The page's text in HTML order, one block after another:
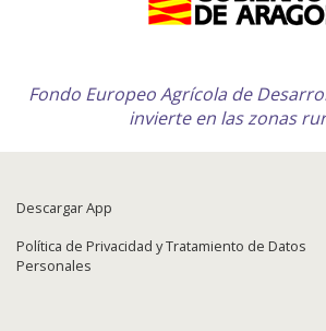
Fondo Europeo Agrícola de
invierte en las zonas
Descargar App
Política de Privacidad y Tratamiento de Datos
Personales